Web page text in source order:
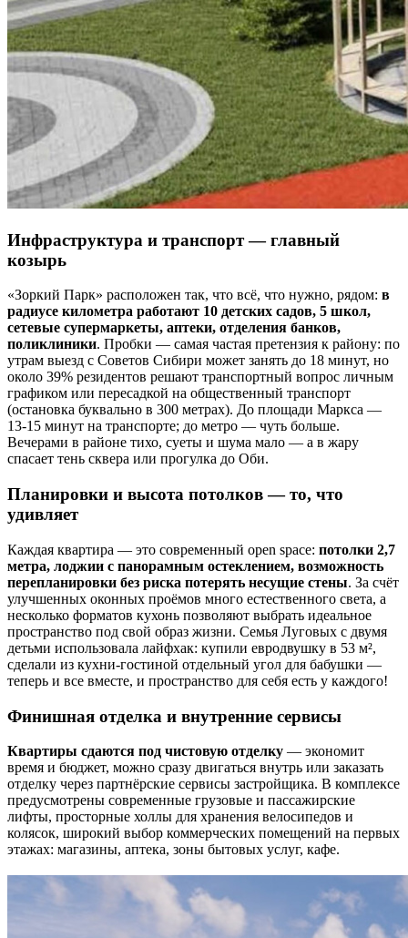
Инфраструктура и транспорт — главный
козырь
«Зоркий Парк» расположен так, что всё, что нужно, рядом: в
радиусе километра работают 10 детских садов, 5 школ,
сетевые супермаркеты, аптеки, отделения банков,
поликлиники. Пробки — самая частая претензия к району: по
утрам выезд с Советов Сибири может занять до 18 минут, но
около 39% резидентов решают транспортный вопрос личным
графиком или пересадкой на общественный транспорт
(остановка буквально в 300 метрах). До площади Маркса —
13-15 минут на транспорте; до метро — чуть больше.
Вечерами в районе тихо, суеты и шума мало — а в жару
спасает тень сквера или прогулка до Оби.
Планировки и высота потолков — то, что
удивляет
Каждая квартира — это современный open space: потолки 2,7
метра, лоджии с панорамным остеклением, возможность
перепланировки без риска потерять несущие стены. За счёт
улучшенных оконных проёмов много естественного света, а
несколько форматов кухонь позволяют выбрать идеальное
пространство под свой образ жизни. Семья Луговых с двумя
детьми использовала лайфхак: купили евродвушку в 53 м²,
сделали из кухни-гостиной отдельный угол для бабушки —
теперь и все вместе, и пространство для себя есть у каждого!
Финишная отделка и внутренние сервисы
Квартиры сдаются под чистовую отделку — экономит
время и бюджет, можно сразу двигаться внутрь или заказать
отделку через партнёрские сервисы застройщика. В комплексе
предусмотрены современные грузовые и пассажирские
лифты, просторные холлы для хранения велосипедов и
колясок, широкий выбор коммерческих помещений на первых
этажах: магазины, аптека, зоны бытовых услуг, кафе.